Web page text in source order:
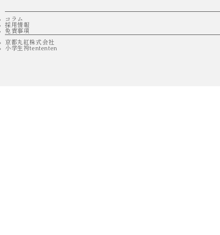
コラム
採用情報
免責事項
京都丸紅株式会社
小学生袴tententen